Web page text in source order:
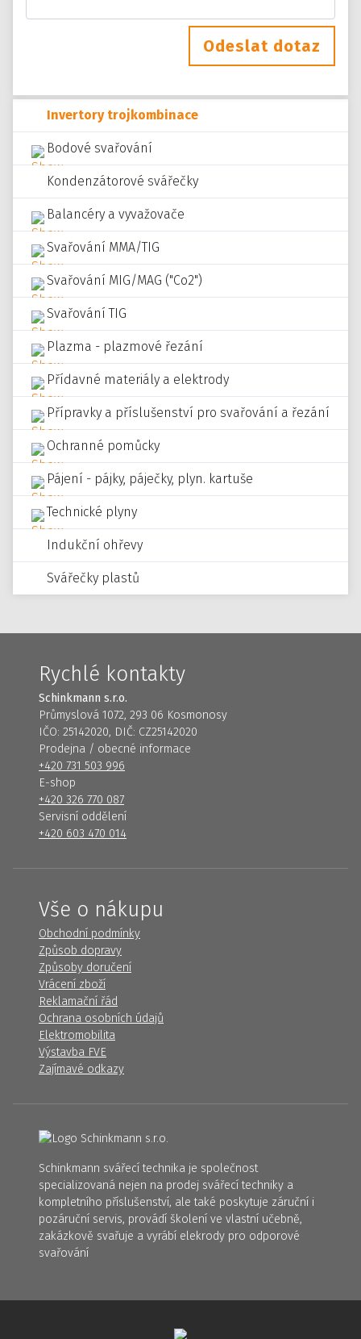
Invertory trojkombinace
Bodové svařování
Kondenzátorové svářečky
Balancéry a vyvažovače
Svařování MMA/TIG
Svařování MIG/MAG ("Co2")
Svařování TIG
Plazma - plazmové řezání
Přídavné materiály a elektrody
Přípravky a příslušenství pro svařování a řezání
Ochranné pomůcky
Pájení - pájky, páječky, plyn. kartuše
Technické plyny
Indukční ohřevy
Svářečky plastů
Odeslat dotaz
Rychlé kontakty
Schinkmann s.r.o.
Průmyslová 1072, 293 06 Kosmonosy
IČO: 25142020, DIČ: CZ25142020
Prodejna / obecné informace
+420 731 503 996
E-shop
+420 326 770 087
Servisní oddělení
+420 603 470 014
Vše o nákupu
Obchodní podmínky
Způsob dopravy
Způsoby doručení
Vrácení zboží
Reklamační řád
Ochrana osobních údajů
Elektromobilita
Výstavba FVE
Zajímavé odkazy
Schinkmann svářecí technika je společnost
specializovaná nejen na prodej svářecí techniky a
kompletního příslušenství, ale také poskytuje záruční i
pozáruční servis, provádí školení ve vlastní učebně,
zakázkově svařuje a vyrábí elekrody pro odporové
svařování